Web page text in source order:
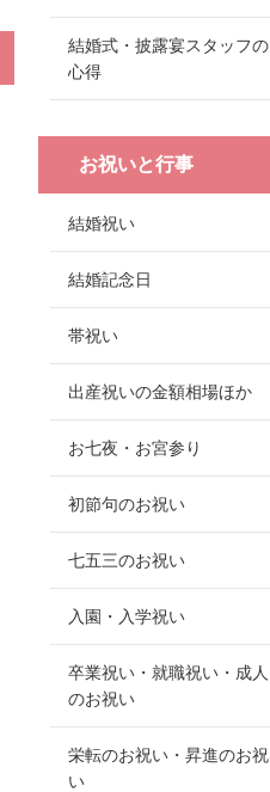
結婚式・披露宴スタッフの
心得
お祝いと行事
結婚祝い
結婚記念日
帯祝い
出産祝いの金額相場ほか
お七夜・お宮参り
初節句のお祝い
七五三のお祝い
入園・入学祝い
卒業祝い・就職祝い・成人
のお祝い
栄転のお祝い・昇進のお祝
い